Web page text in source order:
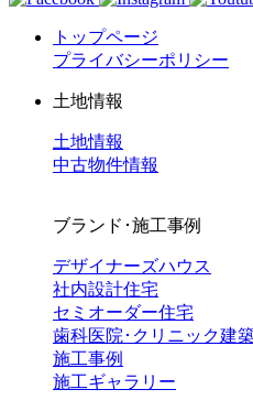
トップページ
プライバシーポリシー
土地情報
土地情報
中古物件情報
ブランド･施工事例
デザイナーズハウス
社内設計住宅
セミオーダー住宅
歯科医院･クリニック建
施工事例
施工ギャラリー